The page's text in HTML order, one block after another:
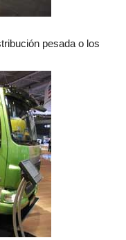
pesada o los